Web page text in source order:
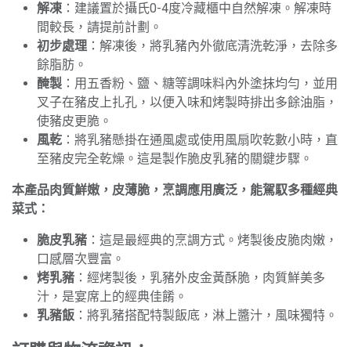
解凍 ：建議置於攝氏0-4度冷藏櫃中自然解凍。解凍時
間較長，請提前計劃。
初步處理 ：解凍後，將乳豬內外徹底清洗乾淨，去除多
餘脂肪。
醃製 ：用五香粉、鹽、糖等調味料內外塗抹均勻，並用
叉子在豬皮上扎孔，以便入味和烤製時排出多餘油脂，
使豬皮更脆。
風乾 ：將乳豬懸掛在通風處或使用風扇吹乾數小時，直
至豬皮完全乾燥。這是製作脆皮乳豬的關鍵步驟。
本產品肉質鮮嫩，皮薄脆，烹調應用廣泛，能駕馭多種經典
菜式：
脆皮乳豬 ：這是最經典的烹調方式。烤製後皮脆肉嫩，
口感層次豐富。
烤乳豬 ：經烤製後，乳豬外皮金黃酥脆，肉質鮮美多
汁，是宴席上的經典佳餚。
乳豬飯 ：將乳豬搭配特製飯底，淋上醬汁，風味獨特。